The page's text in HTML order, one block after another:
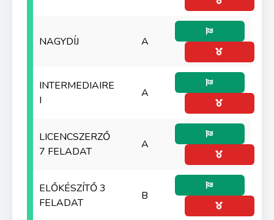
NAGYDÍJ A
INTERMEDIAIRE
I
A
LICENCSZERZŐ
7 FELADAT
A
ELŐKÉSZÍTŐ 3
FELADAT
B